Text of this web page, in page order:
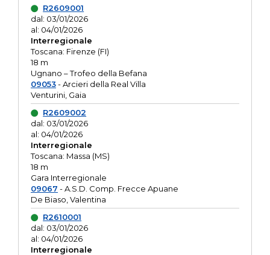
R2609001
dal: 03/01/2026
al: 04/01/2026
Interregionale
Toscana: Firenze (FI)
18 m
Ugnano – Trofeo della Befana
09053- Arcieri della Real Villa
Venturini, Gaia
R2609002
dal: 03/01/2026
al: 04/01/2026
Interregionale
Toscana: Massa (MS)
18 m
Gara Interregionale
09067 - A.S.D. Comp. Frecce Apuane
De Biaso, Valentina
R2610001
dal: 03/01/2026
al: 04/01/2026
Interregionale